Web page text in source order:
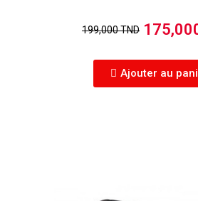
199,000 TND
Ajouter au